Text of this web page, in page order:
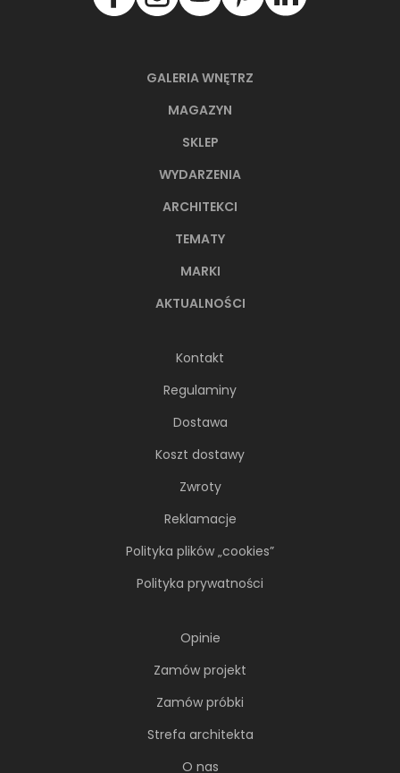
66-metrowy apartament:
przystań dla nowoczesnej
lata kursowała między światowymi
metrowe mieszkanie projektu AVO
Minimalizm wcale nie musi opierać się na
chłodnej, zachowawczej estetyce. Nawet
GALERIA WNĘTRZ
MAGAZYN
SKLEP
WYDARZENIA
ARCHITEKCI
TEMATY
MARKI
AKTUALNOŚCI
Kontakt
Regulaminy
Dostawa
Koszt dostawy
Zwroty
Reklamacje
Polityka plików „cookies”
Polityka prywatności
Opinie
Zamów projekt
Zamów próbki
Strefa architekta
O nas